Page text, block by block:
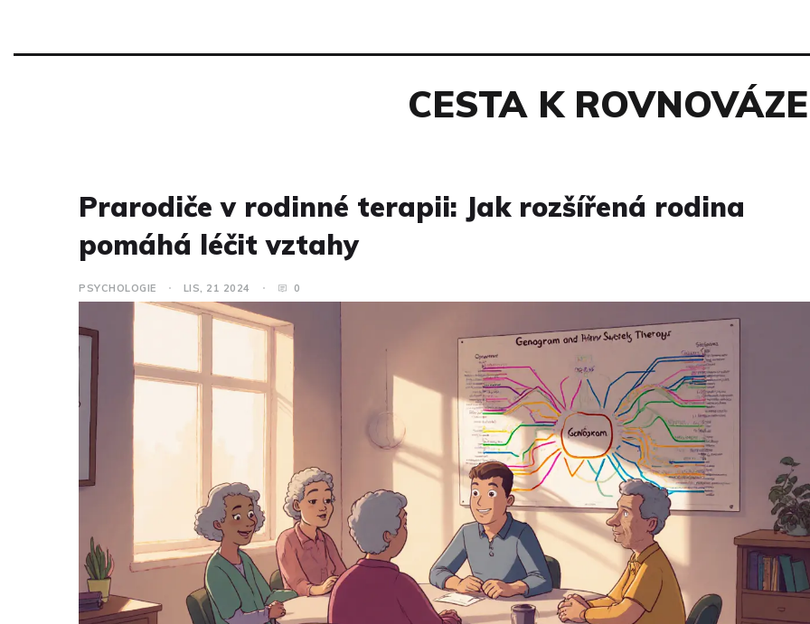
CESTA K ROVNOVÁZE
Prarodiče v rodinné terapii: Jak rozšířená rodina
pomáhá léčit vztahy
PSYCHOLOGIE LIS, 21 2024 0